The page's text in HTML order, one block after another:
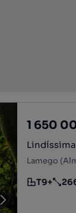
1 650
Lamego
Tipologia
T9+
Preço por